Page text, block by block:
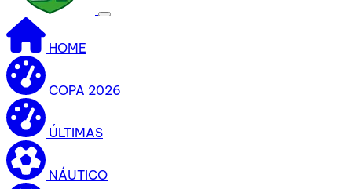
HOME
COPA 2026
ÚLTIMAS
NÁUTICO